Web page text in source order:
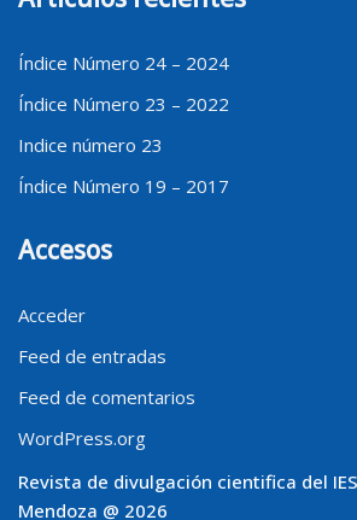
Índice Número 24 – 2024
Índice Número 23 – 2022
Indice número 23
Índice Número 19 – 2017
Accesos
Acceder
Feed de entradas
Feed de comentarios
WordPress.org
Revista de divulgación cientifica del
Mendoza @ 2026